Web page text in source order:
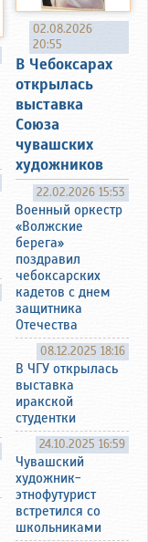
02.08.2026
20:55
В Чебоксарах
открылась
выставка
Союза
чувашских
художников
22.02.2026 15:53
Военный оркестр
«Волжские
берега»
поздравил
чебоксарских
кадетов с днем
защитника
Отечества
08.12.2025 18:16
В ЧГУ открылась
выставка
иракской
студентки
24.10.2025 16:59
Чувашский
художник-
этнофутурист
встретился со
школьниками